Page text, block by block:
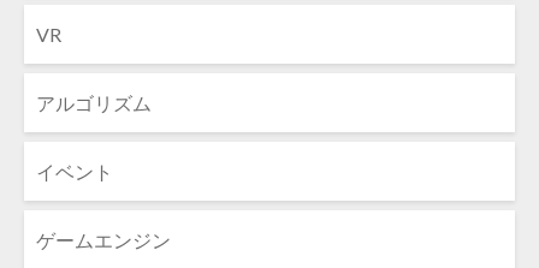
VR
アルゴリズム
イベント
ゲームエンジン